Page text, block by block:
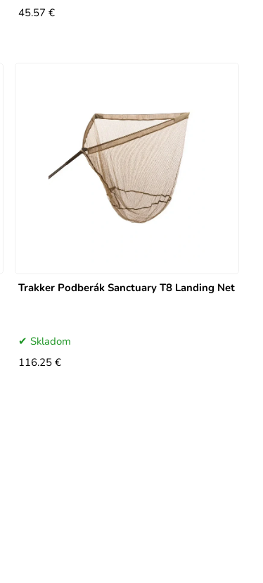
45.57 €
Trakker Podberák Sanctuary T8 Landing Net
Skladom
116.25 €